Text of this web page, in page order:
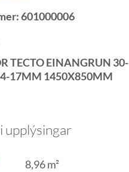
601000006
TECTO EINANGRUN 30-
17MM 1450X850MM
upplýsingar
8,96 m²